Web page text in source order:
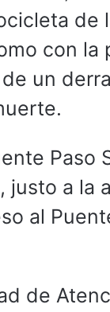
de
con la
un
Paso
justo a la
al
de